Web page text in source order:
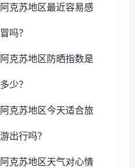
阿克苏地区最近容易感
冒吗？
阿克苏地区防晒指数是
多少？
阿克苏地区今天适合旅
游出行吗？
阿克苏地区天气对心情